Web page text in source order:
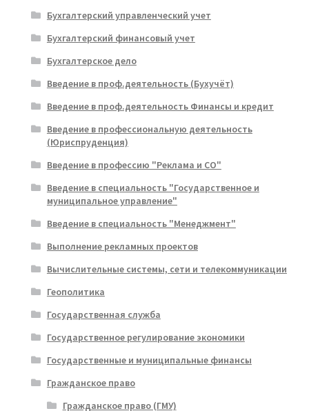
Бухгалтерский управленческий учет
Бухгалтерский финансовый учет
Бухгалтерское дело
Введение в проф.деятельность (Бухучёт)
Введение в проф.деятельность Финансы и кредит
Введение в профессиональную деятельность
(Юриспруденция)
Введение в профессию "Реклама и СО"
Введение в специальность "Государственное и
муниципальное управление"
Введение в специальность "Менеджмент"
Выполнение рекламных проектов
Вычислительные системы, сети и телекоммуникации
Геополитика
Государственная служба
Государственное регулирование экономики
Государственные и муниципальные финансы
Гражданское право
Гражданское право (ГМУ)